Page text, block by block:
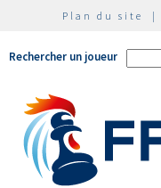
Plan du site |
Rechercher un joueur